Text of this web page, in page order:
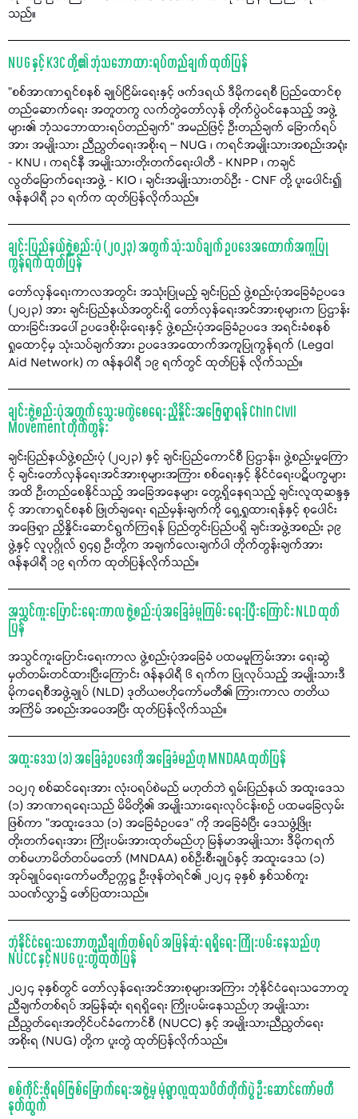
သည်။
NUG နှင့် K3C တို့၏ ဘုံသဘောထားရပ်တည်ချက် ထုတ်ပြန်
"စစ်အာဏာရှင်စနစ် ချုပ်ငြိမ်းရေးနှင့် ဖက်ဒရယ် ဒီမိုကရေစီ ပြည်ထောင်စု
တည်ဆောက်ရေး အတူတကွ လက်တွဲတော်လှန် တိုက်ပွဲဝင်နေသည့် အဖွဲ့
များ၏ ဘုံသဘောထားရပ်တည်ချက်" အမည်ဖြင့် ဦးတည်ချက် ခြောက်ရပ်
အား အမျိုးသား ညီညွတ်ရေးအစိုးရ – NUG ၊ ကရင်အမျိုးသားအစည်းအရုံး
- KNU ၊ ကရင်နီ အမျိုးသားတိုးတက်ရေးပါတီ - KNPP ၊ ကချင်
လွတ်မြောက်ရေးအဖွဲ့ - KIO ၊ ချင်းအမျိုးသားတပ်ဦး - CNF တို့ ပူးပေါင်း၍
ဇန်နဝါရီ ၃၁ ရက်က ထုတ်ပြန်လိုက်သည်။
ချင်းပြည်နယ်ဖွဲ့စည်းပုံ (၂၀၂၃) အတွက် သုံးသပ်ချက် ဥပဒေအထောက်အကူပြု
ကွန်ရက် ထုတ်ပြန်
တော်လှန်ရေးကာလအတွင်း အသုံးပြုမည့် ချင်းပြည် ဖွဲ့စည်းပုံအခြေခံဥပဒေ
(၂၀၂၃) အား ချင်းပြည်နယ်အတွင်းရှိ တော်လှန်ရေးအင်အားစုများက ပြဌာန်း
ထားခြင်းအပေါ် ဥပဒေစိုးမိုးရေးနှင့် ဖွဲ့စည်းပုံအခြေခံဥပဒေ အရင်းခံစနစ်
ရှုထောင့်မှ သုံးသပ်ချက်အား ဥပဒေအထောက်အကူပြုကွန်ရက် (Legal
Aid Network) က ဇန်နဝါရီ ၁၉ ရက်တွင် ထုတ်ပြန် လိုက်သည်။
ချင်းဖွဲ့စည်းပုံအတွက် သွေးမကွဲစေရေး ညှိနှိုင်းအဖြေရှာရန် Chin Civil
Movement တိုက်တွန်း
ချင်းပြည်နယ်ဖွဲ့စည်းပုံ (၂၀၂၃) နှင့် ချင်းပြည်ကောင်စီ ပြဌာန်း၊ ဖွဲ့စည်းမှုကြော
င့် ချင်းတော်လှန်ရေးအင်အားစုများအကြား စစ်ရေးနှင့် နိုင်ငံရေးပဋိပက္ခများ
အထိ ဦးတည်စေနိုင်သည့် အခြေအနေများ တွေ့ရှိနေရသည့် ချင်းလူထုဆန္ဒနှ
င့် အာဏာရှင်စနစ် ဖြုတ်ချရေး ရည်မှန်းချက်ကို ရှေ့ရှုထားရန်နှင့် စုပေါင်း
အဖြေရှာ ညှိနှိုင်းဆောင်ရွက်ကြရန် ပြည်တွင်းပြည်ပရှိ ချင်းအဖွဲ့အစည်း ၃၉
ဖွဲ့နှင့် လူပုဂ္ဂိုလ် ၅၄၅ ဦးတို့က အချက်လေးချက်ပါ တိုက်တွန်းချက်အား
ဇန်နဝါရီ ၁၉ ရက်က ထုတ်ပြန်လိုက်သည်။
အသွင်ကူးပြောင်းရေးကာလ ဖွဲ့စည်းပုံအခြေခံမူကြမ်း ရေးပြီးကြောင်း NLD ထုတ်
ပြန်
အသွင်ကူးပြောင်းရေးကာလ ဖွဲ့စည်းပုံအခြေခံ ပထမမူကြမ်းအား ရေးဆွဲ
မှတ်တမ်းတင်ထားပြီးကြောင်း ဇန်နဝါရီ ၆ ရက်က ပြုလုပ်သည့် အမျိုးသားဒီ
မိုကရေစီအဖွဲ့ချုပ် (NLD) ဒုတိယဗဟိုကော်မတီ၏ ကြားကာလ တတိယ
အကြိမ် အစည်းအဝေအပြီး ထုတ်ပြန်လိုက်သည်။
အထူးဒေသ (၁) အခြေခံဥပဒေကို အခြေခံမည်ဟု MNDAA ထုတ်ပြန်
၁၀၂၇ စစ်ဆင်ရေးအား လုံးဝရပ်စဲမည် မဟုတ်ဘဲ ရှမ်းပြည်နယ် အထူးဒေသ
(၁) အာဏာရရေးသည် မိမိတို့၏ အမျိုးသားရေးလုပ်ငန်းစဉ် ပထမခြေလှမ်း
ဖြစ်ကာ "အထူးဒေသ (၁) အခြေခံဥပဒေ" ကို အခြေခံပြီး ဒေသဖွံ့ဖြိုး
တိုးတက်ရေးအား ကြိုးပမ်းအားထုတ်မည်ဟု မြန်မာအမျိုးသား ဒီမိုကရက်
တစ်မဟာမိတ်တပ်မတော် (MNDAA) စစ်ဦးစီးချုပ်နှင့် အထူးဒေသ (၁)
အုပ်ချုပ်ရေးကော်မတီဥက္ကဋ္ဌ ဦးဖုန်တဲရင်၏ ၂၀၂၄ ခုနှစ် နှစ်သစ်ကူး
သဝဏ်လွှာ၌ ဖော်ပြထားသည်။
ဘုံနိုင်ငံရေးသဘောတူညီချက်တစ်ရပ် အမြန်ဆုံး ရရှိရေး ကြိုးပမ်းနေသည်ဟု
NUCC နှင့် NUG ပူးတွဲထုတ်ပြန်
၂၀၂၄ ခုနှစ်တွင် တော်လှန်ရေးအင်အားစုများအကြား ဘုံနိုင်ငံရေးသဘောတူ
ညီချက်တစ်ရပ် အမြန်ဆုံး ရရရှိရေး ကြိုးပမ်းနေသည်ဟု အမျိုးသား
ညီညွတ်ရေးအတိုင်ပင်ခံကောင်စီ (NUCC) နှင့် အမျိုးသားညီညွတ်ရေး
အစိုးရ (NUG) တို့က ပူးတွဲ ထုတ်ပြန်လိုက်သည်။
စစ်ကိုင်းဖိုရမ်ဖြစ်မြောက်ရေးအဖွဲ့မှ မုံရွာလူထုသပိတ်တိုက်ပွဲ ဦးဆောင်ကော်မတီ
နုတ်ထွက်